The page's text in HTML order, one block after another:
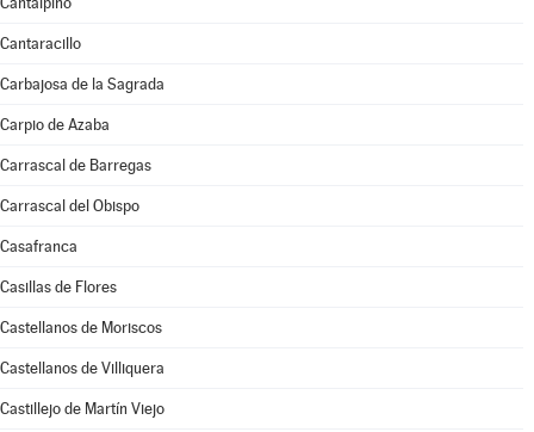
Cantaracillo
Carbajosa de la Sagrada
Carpio de Azaba
Carrascal de Barregas
Carrascal del Obispo
Casafranca
Casillas de Flores
Castellanos de Moriscos
Castellanos de Villiquera
Castillejo de Martín Viejo